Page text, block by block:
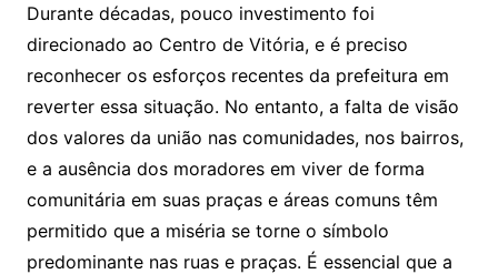
Durante décadas, pouco investimento foi
direcionado ao Centro de Vitória, e é preciso
reconhecer os esforços recentes da prefeitura em
reverter essa situação. No entanto, a falta de visão
dos valores da união nas comunidades, nos bairros,
e a ausência dos moradores em viver de forma
comunitária em suas praças e áreas comuns têm
permitido que a miséria se torne o símbolo
predominante nas ruas e praças. É essencial que a